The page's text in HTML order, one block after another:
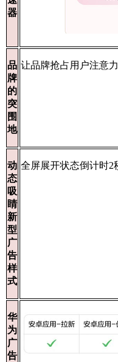
器
品
牌
的
突
围
地
让品牌抢占用户注意
动
态
吸
睛
新
型
广
告
样
式
全屏展开状态倒计时2
华
为
广
告